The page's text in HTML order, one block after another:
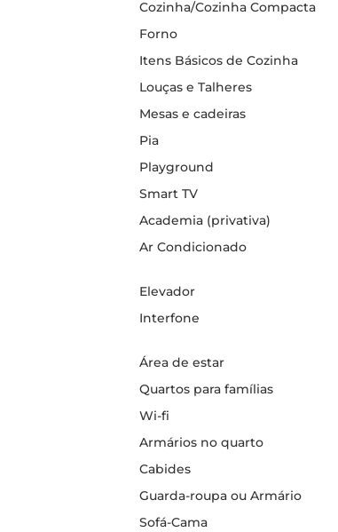
Cozinha/Cozinha Compacta
Forno
Itens Básicos de Cozinha
Louças e Talheres
Mesas e cadeiras
Pia
Playground
Smart TV
Academia (privativa)
Ar Condicionado
Elevador
Interfone
Área de estar
Quartos para famílias
Wi-fi
Armários no quarto
Cabides
Guarda-roupa ou Armário
Sofá-Cama